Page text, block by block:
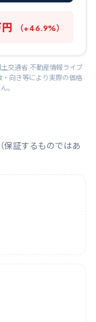
（+46.9%）
交通省 不動産情報ライブ
向き等により実際の価格
。
保証するものではあ